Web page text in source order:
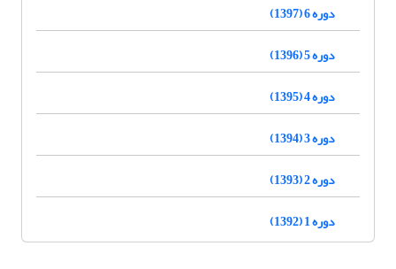
دوره 6 (1397)
دوره 5 (1396)
دوره 4 (1395)
دوره 3 (1394)
دوره 2 (1393)
دوره 1 (1392)